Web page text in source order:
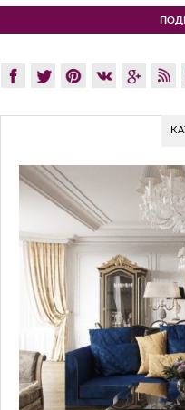
GLAZOV
Glazov Design Group- это